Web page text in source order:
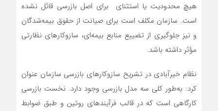
هیچ محدودیت یا استثنای برای اصل بازرسی قائل نشده
است. سازمان مکلف است برای صیانت از حقوق بیمه‌شدگان
و نیز جلوگیری از تضییع منابع بیمه‌ای، سازوکارهای نظارتی
مؤثر داشته باشد.
نظام خیرآبادی در تشریح سازوکارهای بازرسی سازمان عنوان
کرد: به‌طور کلی سه مدل بازرسی وجود دارد. نخست بازرسی
کارگاهی است که در قالب فرآیندهای روتین و طبق ضوابط